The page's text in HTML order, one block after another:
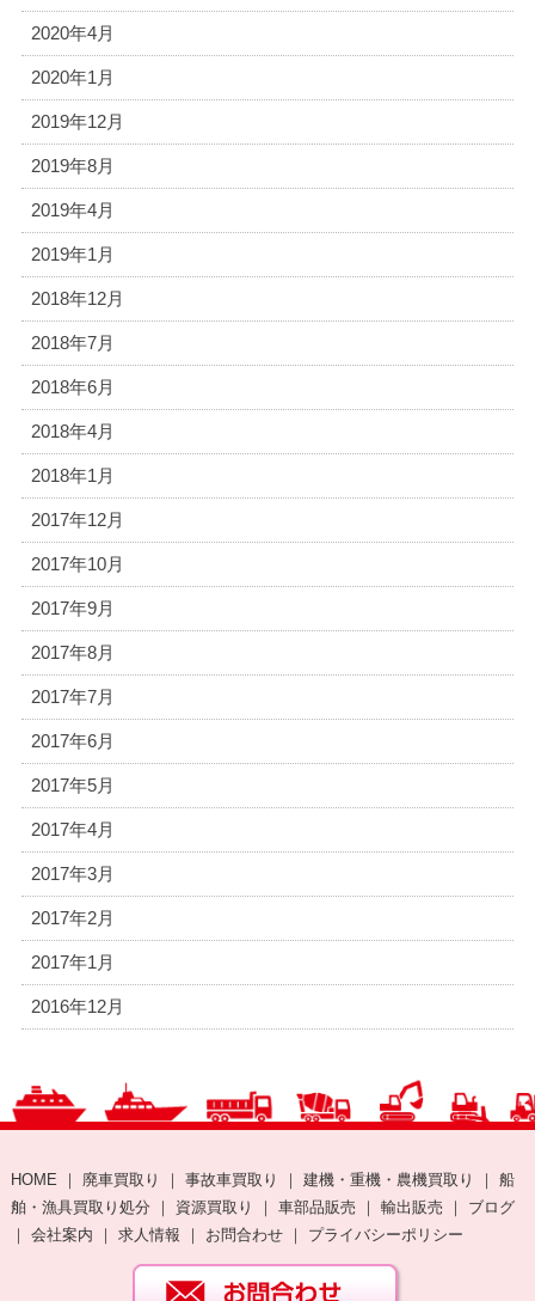
2020年4月
2020年1月
2019年12月
2019年8月
2019年4月
2019年1月
2018年12月
2018年7月
2018年6月
2018年4月
2018年1月
2017年12月
2017年10月
2017年9月
2017年8月
2017年7月
2017年6月
2017年5月
2017年4月
2017年3月
2017年2月
2017年1月
2016年12月
HOME ｜ 廃車買取り ｜ 事故車買取り ｜ 建機・重機・農機買取り ｜ 船
舶・漁具買取り処分 ｜ 資源買取り ｜ 車部品販売 ｜ 輸出販売 ｜ ブログ
｜ 会社案内 ｜ 求人情報 ｜ お問合わせ｜ プライバシーポリシー